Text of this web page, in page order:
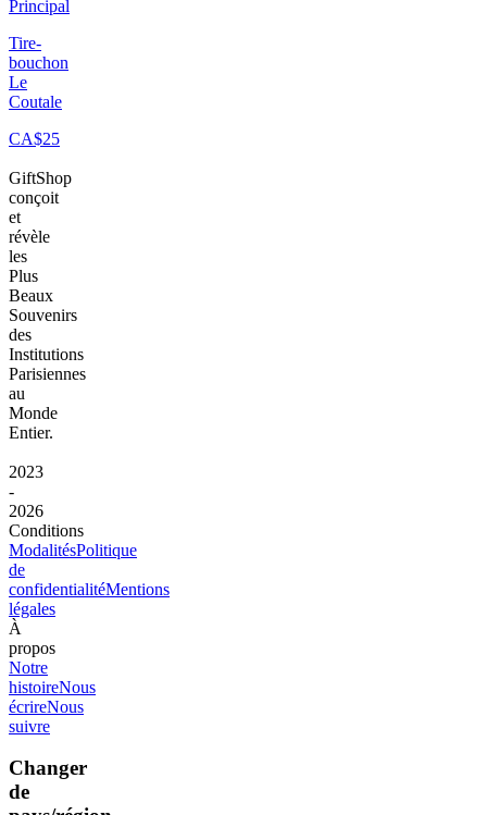
Principal
Tire-
bouchon
Le
Coutale
CA$25
GiftShop
conçoit
et
révèle
les
Plus
Beaux
Souvenirs
des
Institutions
Parisiennes
au
Monde
Entier.
2023
-
2026
Conditions
ModalitésPolitique
de
confidentialitéMentions
légales
À
propos
Notre
histoireNous
écrireNous
suivre
Changer
de